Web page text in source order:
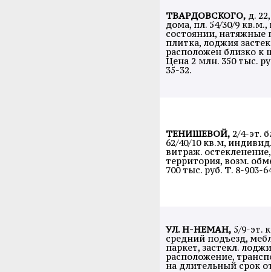
ТВАРДОВСКОГО, д.
дома, пл. 54/30/9
состоянии, натяжные
плитка, лоджия
расположен близко к
Цена 2 млн. 350 тыс.
35-32.
ТЕНИШЕВОЙ, 2/4-эт.
62/40/10 кв.м,
витраж.
территория, возм.
700 тыс. руб. Т. 8-903-
УЛ. Н-НЕМАН, 5/9-эт.
средний подъезд,
паркет, застекл.
расположение,
на длительный срок